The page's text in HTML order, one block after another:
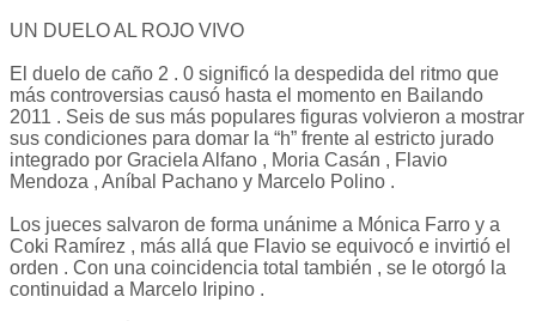
UN DUELO AL ROJO VIVO
El duelo de caño 2 . 0 significó la despedida del ritmo que
más controversias causó hasta el momento en Bailando
2011 . Seis de sus más populares figuras volvieron a mostrar
sus condiciones para domar la “h” frente al estricto jurado
integrado por Graciela Alfano , Moria Casán , Flavio
Mendoza , Aníbal Pachano y Marcelo Polino .
Los jueces salvaron de forma unánime a Mónica Farro y a
Coki Ramírez , más allá que Flavio se equivocó e invirtió el
orden . Con una coincidencia total también , se le otorgó la
continuidad a Marcelo Iripino .